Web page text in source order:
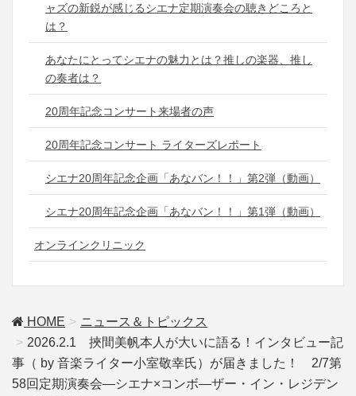
ャズの新鋭が感じるシエナ定期演奏会の聴きどころと
は？
あなたにとってシエナの魅力とは？推しの楽器、推し
の奏者は？
20周年記念コンサート来場者の声
20周年記念コンサート ライターズレポート
シエナ20周年記念企画「あなバン！！」第2弾（動画）
シエナ20周年記念企画「あなバン！！」第1弾（動画）
オンラインクリニック
HOME
ニュース＆トピックス
2026.2.1 挾間美帆本人が大いに語る！インタビュー記
事（ by 音楽ライター小室敬幸氏）が届きました！ 2/7第
58回定期演奏会―シエナ×コンボ―ザー・イン・レジデン